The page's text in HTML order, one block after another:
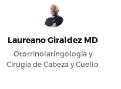
Laureano Giraldez MD
Otorrinolaringología y
Cirugía de Cabeza y Cuello